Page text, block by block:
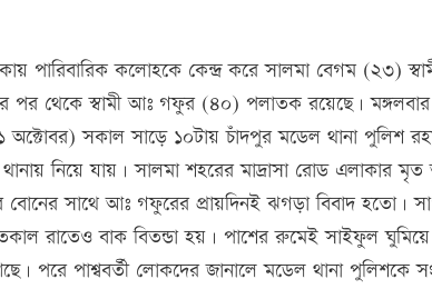
পারিবারিক কলোহকে কেন্দ্র করে সালমা বেগম (২৩)
পর থেকে স্বামী আঃ গফুর (৪০) পলাতক রয়েছে। মঙ্গলবার
সকাল সাড়ে ১০টায় চাঁদপুর মডেল থানা পুলিশ
নিয়ে যায়। সালমা শহরের মাদ্রাসা রোড এলাকার
সাথে আঃ গফুরের প্রায়দিনই ঝগড়া বিবাদ হতো।
রাতেও বাক বিতন্ডা হয়। পাশের রুমেই সাইফুল
পরে পাশ্ববর্তী লোকদের জানালে মডেল থানা পুলিশকে